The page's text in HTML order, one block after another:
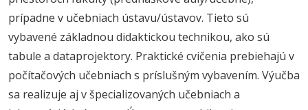
prípadne v učebniach ústavu/ústavov. Tieto sú
vybavené základnou didaktickou technikou, ako sú
tabule a dataprojektory. Praktické cvičenia prebiehajú v
počítačových učebniach s príslušným vybavením. Výučba
sa realizuje aj v špecializovaných učebniach a